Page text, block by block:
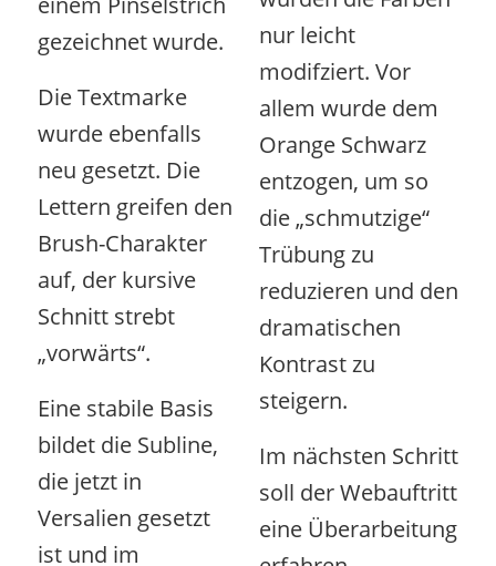
gezeichnet wurde.
Die Textmarke
wurde ebenfalls
neu gesetzt. Die
Lettern greifen den
Brush-Charakter
auf, der kursive
Schnitt strebt
„vorwärts“.
Eine stabile Basis
bildet die Subline,
die jetzt in
Versalien gesetzt
ist und im
nur leicht
modifziert. Vor
allem wurde dem
Orange Schwarz
entzogen, um so
die „schmutzige“
Trübung zu
reduzieren und den
dramatischen
Kontrast zu
steigern.
Im nächsten Schritt
soll der Webauftritt
eine Überarbeitung